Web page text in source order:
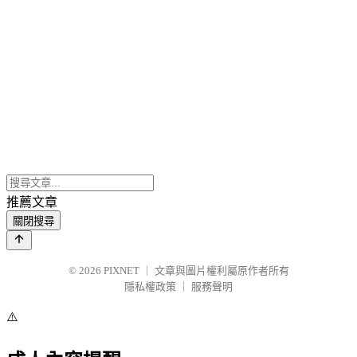
推薦文章
關閉搜尋
© 2026 PIXNET
文章與圖片權利屬原作者所有
隱私權政策
服務聲明
⚠️